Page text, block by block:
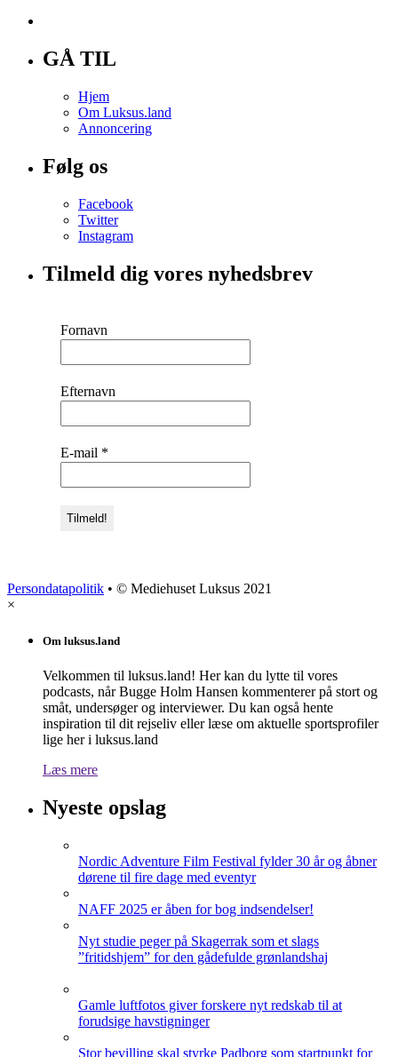
GÅ TIL
Hjem
Om Luksus.land
Annoncering
Følg os
Facebook
Twitter
Instagram
Tilmeld dig vores nyhedsbrev
Fornavn
Efternavn
E-mail *
Persondatapolitik • © Mediehuset Luksus 2021
×
Om luksus.land
Velkommen til luksus.land! Her kan du lytte til vores
podcasts, når Bugge Holm Hansen kommenterer på stort og
småt, undersøger og interviewer. Du kan også hente
inspiration til dit rejseliv eller læse om aktuelle sportsprofiler
lige her i luksus.land
Læs mere
Nyeste opslag
Nordic Adventure Film Festival fylder 30 år og åbner
dørene til fire dage med eventyr
NAFF 2025 er åben for bog indsendelser!
Nyt studie peger på Skagerrak som et slags
”fritidshjem” for den gådefulde grønlandshaj
Gamle luftfotos giver forskere nyt redskab til at
forudsige havstigninger
Stor bevilling skal styrke Padborg som startpunkt for